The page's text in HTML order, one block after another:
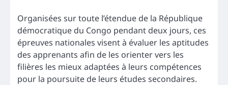
Organisées sur toute l’étendue de la République
démocratique du Congo pendant deux jours, ces
épreuves nationales visent à évaluer les aptitudes
des apprenants afin de les orienter vers les
filières les mieux adaptées à leurs compétences
pour la poursuite de leurs études secondaires.